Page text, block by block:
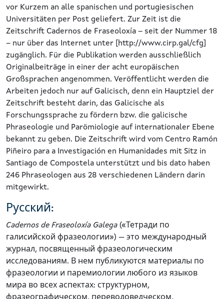
vor Kurzem an alle spanischen und portugiesischen
Universitäten per Post geliefert. Zur Zeit ist die
Zeitschrift Cadernos de Fraseoloxía – seit der Nummer 18
– nur über das Internet unter [http://www.cirp.gal/cfg]
zugänglich. Für die Publikation werden ausschließlich
Originalbeiträge in einer der acht europäischen
Großsprachen angenommen. Veröffentlicht werden die
Arbeiten jedoch nur auf Galicisch, denn ein Hauptziel der
Zeitschrift besteht darin, das Galicische als
Forschungssprache zu fördern bzw. die galicische
Phraseologie und Parömiologie auf internationaler Ebene
bekannt zu geben. Die Zeitschrift wird vom Centro Ramón
Piñeiro para a Investigación en Humanidades mit Sitz in
Santiago de Compostela unterstützt und bis dato haben
246 Phraseologen aus 28 verschiedenen Ländern darin
mitgewirkt.
Русский:
Cadernos de Fraseoloxía Galega («Тетради по
галисийской фразеологии») — это международный
журнал, посвященный фразеологическим
исследованиям. В нем публикуются материалы по
фразеологии и паремиологии любого из языков
мира во всех аспектах: структурном,